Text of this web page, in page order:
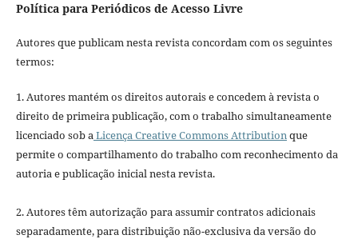
Política para Periódicos de Acesso Livre
Autores que publicam nesta revista concordam com os seguintes
termos:
1. Autores mantém os direitos autorais e concedem à revista o
direito de primeira publicação, com o trabalho simultaneamente
licenciado sob aLicença Creative Commons Attributionque
permite o compartilhamento do trabalho com reconhecimento da
autoria e publicação inicial nesta revista.
2. Autores têm autorização para assumir contratos adicionais
separadamente, para distribuição não-exclusiva da versão do